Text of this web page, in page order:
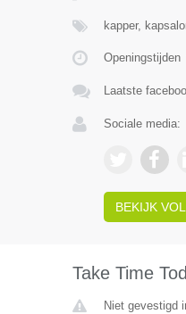
kapper,
Openingstijden
Laatste
Sociale media:
BEKIJK
Take Time
Niet gevestigd